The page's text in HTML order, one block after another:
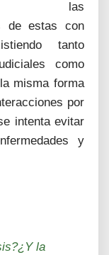
las
de estas con
tanto
como
misma forma
por
intenta evitar
y
la